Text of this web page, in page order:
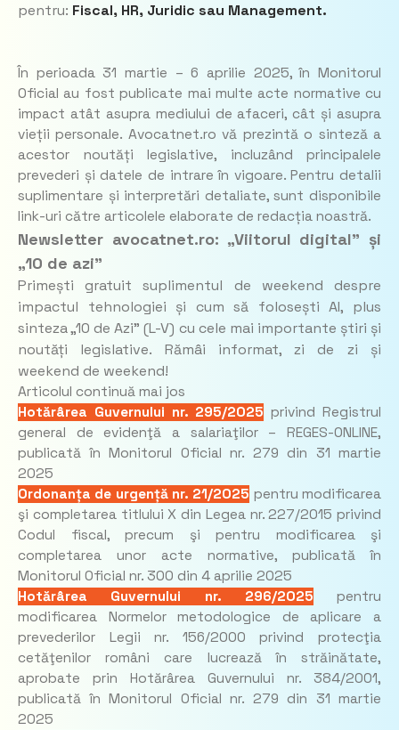
pentru: Fiscal, HR, Juridic sau Management.
În perioada 31 martie – 6 aprilie 2025, în Monitorul
Oficial au fost publicate mai multe acte normative cu
impact atât asupra mediului de afaceri, cât și asupra
vieții personale. Avocatnet.ro vă prezintă o sinteză a
acestor noutăți legislative, incluzând principalele
prevederi și datele de intrare în vigoare. Pentru detalii
suplimentare și interpretări detaliate, sunt disponibile
link-uri către articolele elaborate de redacția noastră.
Newsletter avocatnet.ro: „Viitorul digital” și
„10 de azi”
Primești gratuit suplimentul de weekend despre
impactul tehnologiei și cum să folosești AI, plus
sinteza „10 de Azi” (L-V) cu cele mai importante știri și
noutăți legislative. Rămâi informat, zi de zi și
weekend de weekend!
Articolul continuă mai jos
Hotărârea Guvernului nr. 295/2025 privind Registrul
general de evidenţă a salariaţilor – REGES-ONLINE,
publicată în Monitorul Oficial nr. 279 din 31 martie
2025
Ordonanța de urgență nr. 21/2025 pentru modificarea
şi completarea titlului X din Legea nr. 227/2015 privind
Codul fiscal, precum şi pentru modificarea şi
completarea unor acte normative, publicată în
Monitorul Oficial nr. 300 din 4 aprilie 2025
Hotărârea Guvernului nr. 296/2025 pentru
modificarea Normelor metodologice de aplicare a
prevederilor Legii nr. 156/2000 privind protecţia
cetăţenilor români care lucrează în străinătate,
aprobate prin Hotărârea Guvernului nr. 384/2001,
publicată în Monitorul Oficial nr. 279 din 31 martie
2025